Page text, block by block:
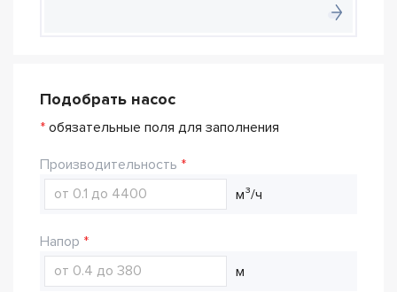
Подобрать насос
* обязательные поля для заполнения
Производительность
м³/ч
Напор
м